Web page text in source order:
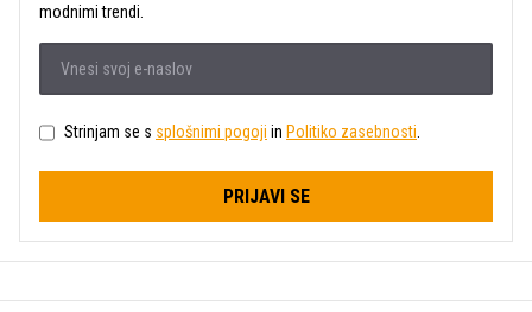
modnimi trendi.
Strinjam se s splošnimi pogoji in Politiko zasebnosti.
PRIJAVI SE